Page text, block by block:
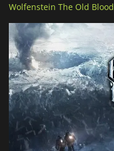
Wolfenstein The Old Blood